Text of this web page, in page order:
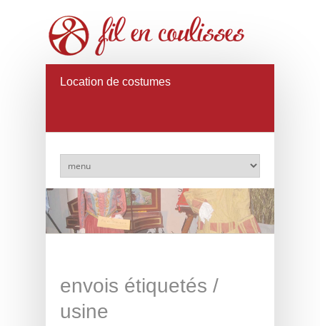
Location de costumes
envois étiquetés /
usine